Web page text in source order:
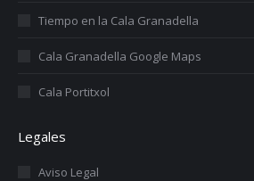
Tiempo en la Cala Granadella
Cala Granadella Google Maps
Cala Portitxol
Legales
Aviso Legal